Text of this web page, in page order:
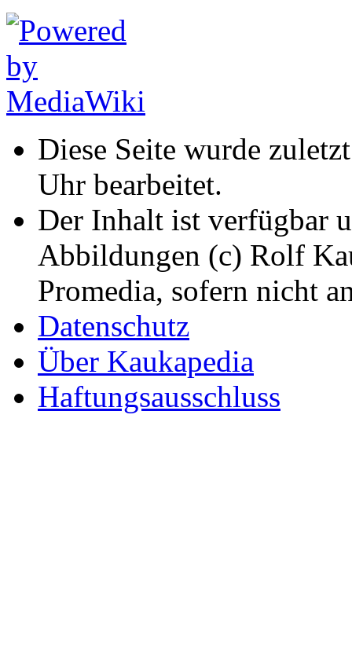
Diese Seite wurde
Uhr bearbeitet.
Der Inhalt ist verfügbar
Abbildungen (c) Rolf
Promedia, sofern nicht
Datenschutz
Über Kaukapedia
Haftungsausschluss